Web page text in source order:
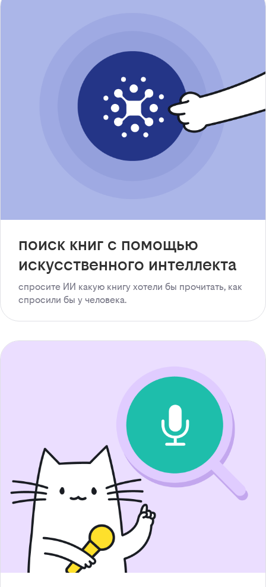
поиск книг с помощью
искусственного интеллекта
спросите ИИ какую книгу хотели бы прочитать, как
спросили бы у человека.